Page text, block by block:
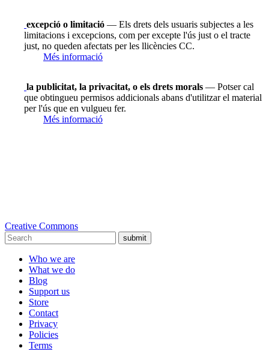
excepció o limitació — Els drets dels usuaris subjectes a les
limitacions i excepcions, com per excepte l'ús just o el tracte
just, no queden afectats per les llicències CC.
Més informació
la publicitat, la privacitat, o els drets morals — Potser cal
que obtingueu permisos addicionals abans d'utilitzar el material
per l'ús que en vulgueu fer.
Més informació
Creative Commons
submit
Who we are
What we do
Blog
Support us
Store
Contact
Privacy
Policies
Terms